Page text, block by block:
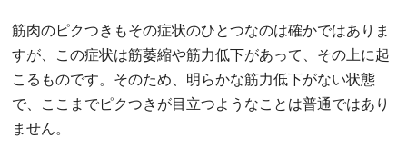
筋肉のピクつきもその症状のひとつなのは確かではありま
すが、この症状は筋萎縮や筋力低下があって、その上に起
こるものです。そのため、明らかな筋力低下がない状態
で、ここまでピクつきが目立つようなことは普通ではあり
ません。